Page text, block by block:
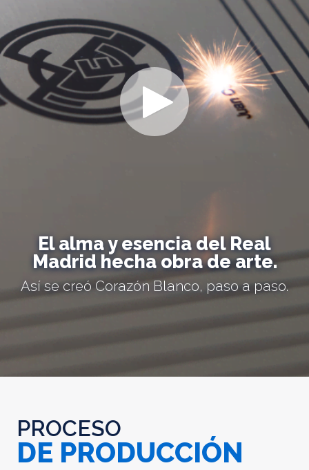
El alma y esencia del Real
Madrid hecha obra de arte.
Así se creó Corazón Blanco, paso a paso.
PROCESO
DE PRODUCCIÓN